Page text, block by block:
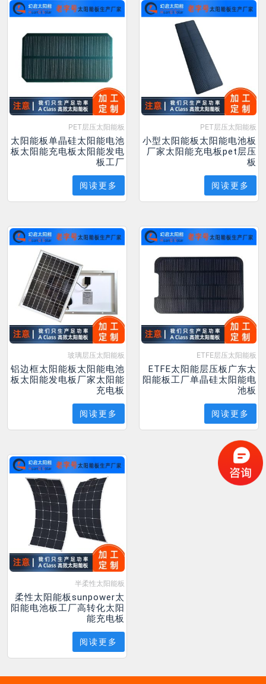
PET层压太阳能板
太阳能板单晶硅太阳能电池
板太阳能充电板太阳能发电
板工厂
阅读更多
PET层压太阳能板
小型太阳能板太阳能电池板
厂家太阳能充电板pet层压
板
阅读更多
玻璃层压太阳能板
铝边框太阳能板太阳能电池
板太阳能发电板厂家太阳能
充电板
阅读更多
ETFE层压太阳能板
ETFE太阳能层压板广东太
阳能板工厂单晶硅太阳能电
池板
阅读更多
半柔性太阳能板
柔性太阳能板sunpower太
阳能电池板工厂高转化太阳
能充电板
阅读更多